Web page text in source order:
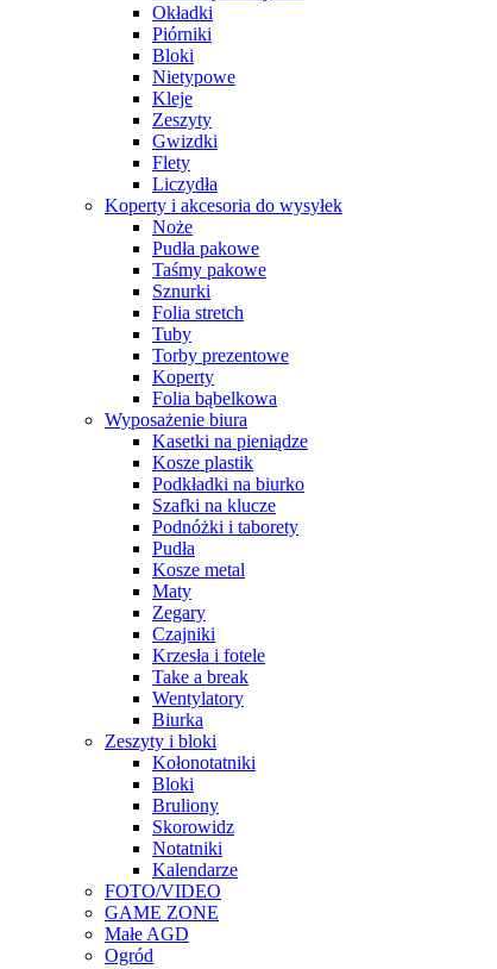
Okładki
Piórniki
Bloki
Nietypowe
Kleje
Zeszyty
Gwizdki
Flety
Liczydła
Koperty i akcesoria do wysyłek
Noże
Pudła pakowe
Taśmy pakowe
Sznurki
Folia stretch
Tuby
Torby prezentowe
Koperty
Folia bąbelkowa
Wyposażenie biura
Kasetki na pieniądze
Kosze plastik
Podkładki na biurko
Szafki na klucze
Podnóżki i taborety
Pudła
Kosze metal
Maty
Zegary
Czajniki
Krzesła i fotele
Take a break
Wentylatory
Biurka
Zeszyty i bloki
Kołonotatniki
Bloki
Bruliony
Skorowidz
Notatniki
Kalendarze
FOTO/VIDEO
GAME ZONE
Małe AGD
Ogród